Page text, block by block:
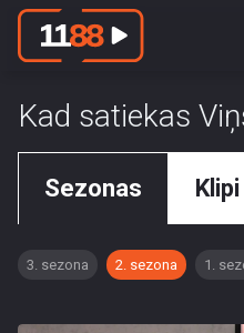
Kad satiekas
Sezonas Klipi
3. sezona 2. sezona 1.